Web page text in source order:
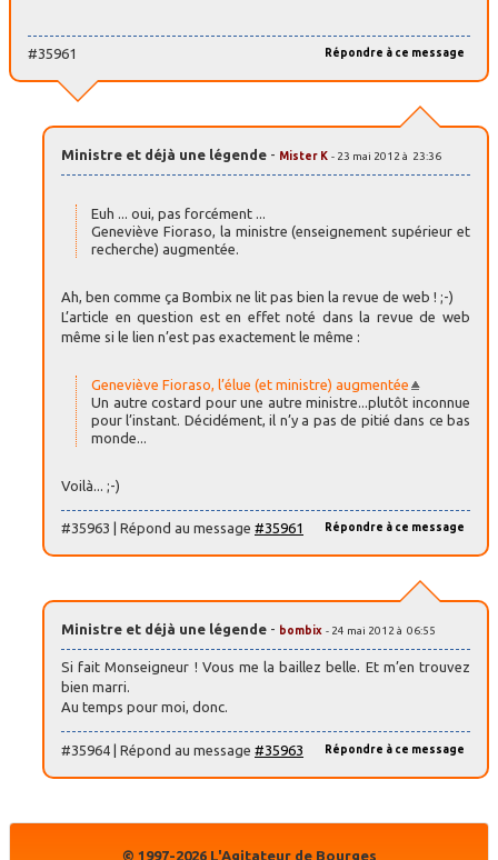
Répondre à ce message
#35961
Ministre et déjà une légende - Mister K - 23 mai 2012 à 23:36
Euh ... oui, pas forcément ...
Geneviève Fioraso, la ministre (enseignement supérieur et
recherche) augmentée.
Ah, ben comme ça Bombix ne lit pas bien la revue de web ! ;-)
L’article en question est en effet noté dans la revue de web
même si le lien n’est pas exactement le même :
Geneviève Fioraso, l’élue (et ministre) augmentée
Un autre costard pour une autre ministre...plutôt inconnue
pour l’instant. Décidément, il n’y a pas de pitié dans ce bas
monde...
Voilà... ;-)
Répondre à ce message
#35963 | Répond au message #35961
Ministre et déjà une légende - bombix - 24 mai 2012 à 06:55
Si fait Monseigneur ! Vous me la baillez belle. Et m’en trouvez
bien marri.
Au temps pour moi, donc.
Répondre à ce message
#35964 | Répond au message #35963
© 1997-2026 L'Agitateur de Bourges